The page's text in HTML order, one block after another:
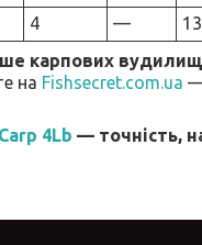
4 —
карпових вудилищ
на Fishsecret.com.ua —
4Lb — точність,